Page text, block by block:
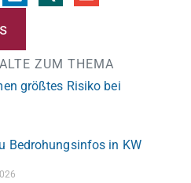
ZUM THEMA
größtes Risiko bei
Bedrohungsinfos in KW